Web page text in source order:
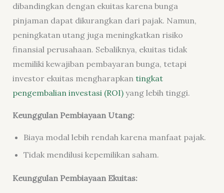
dibandingkan dengan ekuitas karena bunga
pinjaman dapat dikurangkan dari pajak. Namun,
peningkatan utang juga meningkatkan risiko
finansial perusahaan. Sebaliknya, ekuitas tidak
memiliki kewajiban pembayaran bunga, tetapi
investor ekuitas mengharapkan tingkat
pengembalian investasi (ROI)yang lebih tinggi.
Keunggulan Pembiayaan Utang:
Biaya modal lebih rendah karena manfaat pajak.
Tidak mendilusi kepemilikan saham.
Keunggulan Pembiayaan Ekuitas: